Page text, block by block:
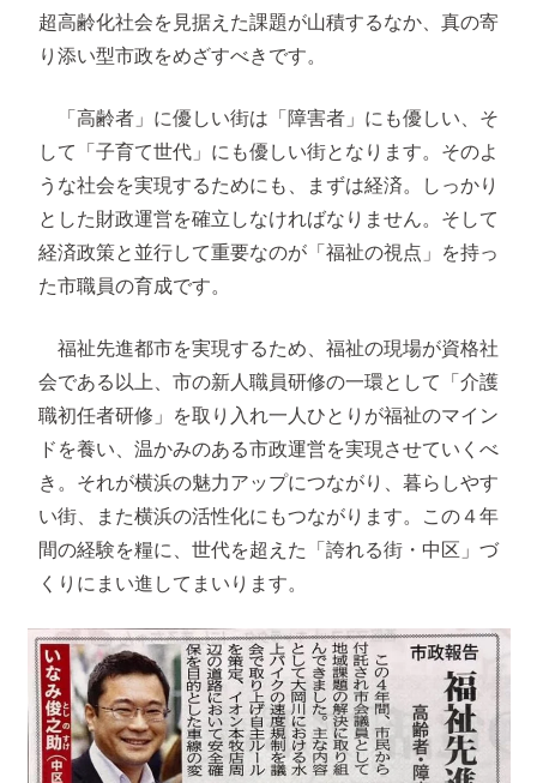
超高齢化社会を見据えた課題が山積するなか、真の寄
り添い型市政をめざすべきです。
「高齢者」に優しい街は「障害者」にも優しい、そ
して「子育て世代」にも優しい街となります。そのよ
うな社会を実現するためにも、まずは経済。しっかり
とした財政運営を確立しなければなりません。そして
経済政策と並行して重要なのが「福祉の視点」を持っ
た市職員の育成です。
福祉先進都市を実現するため、福祉の現場が資格社
会である以上、市の新人職員研修の一環として「介護
職初任者研修」を取り入れ一人ひとりが福祉のマイン
ドを養い、温かみのある市政運営を実現させていくべ
き。それが横浜の魅力アップにつながり、暮らしやす
い街、また横浜の活性化にもつながります。この４年
間の経験を糧に、世代を超えた「誇れる街・中区」づ
くりにまい進してまいります。